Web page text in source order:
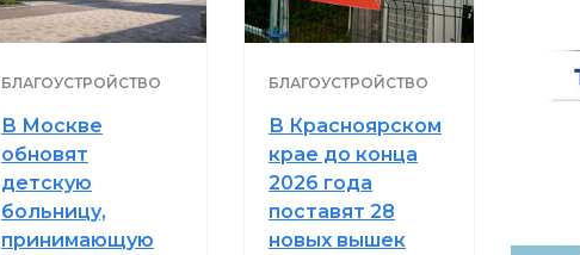
БЛАГОУСТРОЙСТВО
В Москве
обновят
детскую
больницу,
принимающую
БЛАГОУСТРОЙСТВО
В Красноярском
крае до конца
2026 года
поставят 28
новых вышек